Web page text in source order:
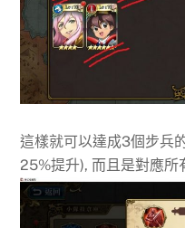
這樣就可以達成3個步兵
25%提升), 而且是對應所